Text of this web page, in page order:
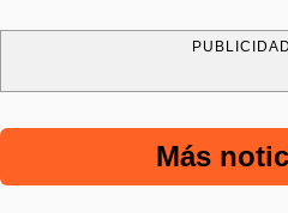
PUBLICIDAD
Más